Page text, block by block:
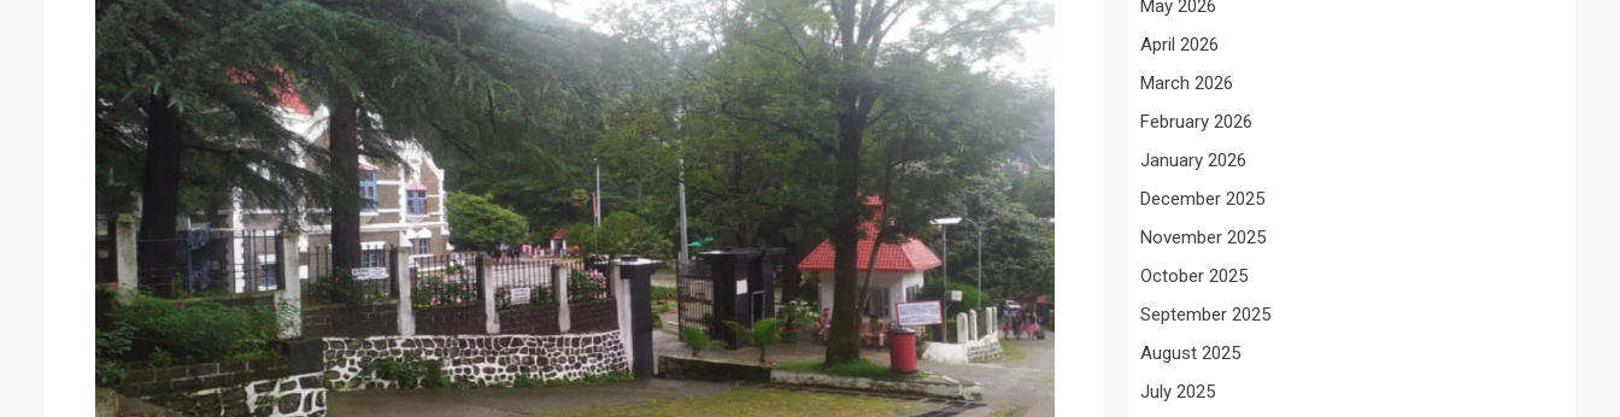
May 2026
April 2026
March 2026
February 2026
January 2026
December 2025
November 2025
October 2025
September 2025
August 2025
July 2025